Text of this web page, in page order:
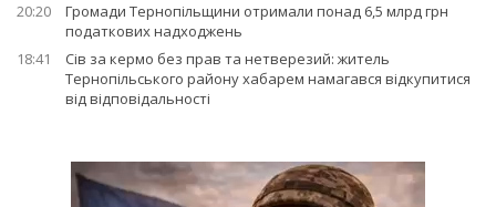
20:20
Громади Тернопільщини отримали понад 6,5 млрд грн
податкових надходжень
18:41
Сів за кермо без прав та нетверезий: житель
Тернопільського району хабарем намагався відкупитися
від відповідальності